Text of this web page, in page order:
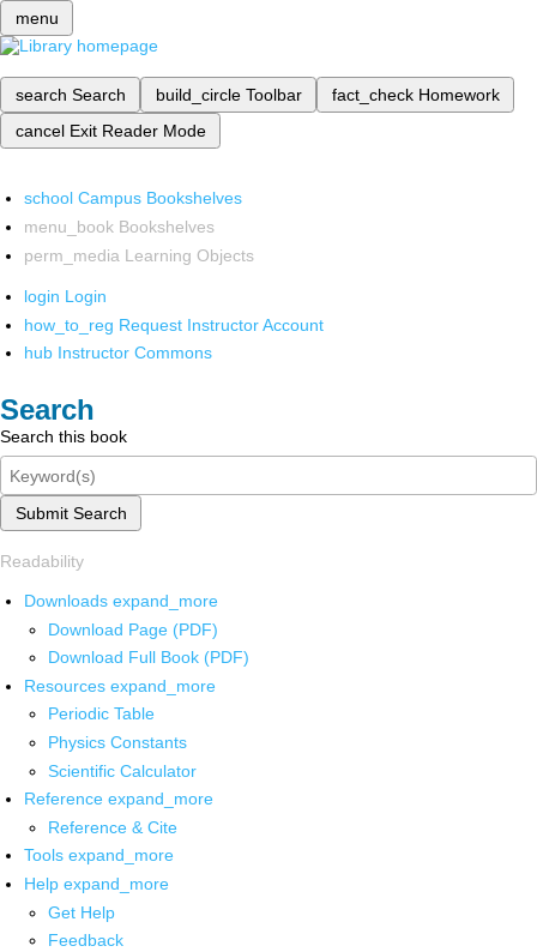
menu
search Search build_circle Toolbar fact_check Homework
cancel Exit Reader Mode
school Campus Bookshelves
menu_book Bookshelves
perm_media Learning Objects
login Login
how_to_reg Request Instructor Account
hub Instructor Commons
Search
Search this book
Submit Search
Readability
Downloads expand_more
Download Page (PDF)
Download Full Book (PDF)
Resources expand_more
Periodic Table
Physics Constants
Scientific Calculator
Reference expand_more
Reference & Cite
Tools expand_more
Help expand_more
Get Help
Feedback